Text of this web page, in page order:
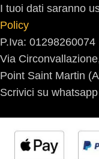
I tuoi dati saranno
Policy
P.Iva: 01298260074
Via
Point Saint Martin
Scrivici su